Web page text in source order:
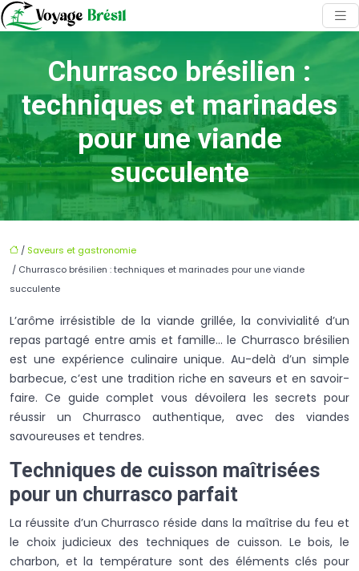
Churrasco brésilien :
techniques et marinades
pour une viande
succulente
/ Saveurs et gastronomie
/ Churrasco brésilien : techniques et marinades pour une viande
succulente
L’arôme irrésistible de la viande grillée, la convivialité d’un
repas partagé entre amis et famille… le Churrasco brésilien
est une expérience culinaire unique. Au-delà d’un simple
barbecue, c’est une tradition riche en saveurs et en savoir-
faire. Ce guide complet vous dévoilera les secrets pour
réussir un Churrasco authentique, avec des viandes
savoureuses et tendres.
Techniques de cuisson maîtrisées
pour un churrasco parfait
La réussite d’un Churrasco réside dans la maîtrise du feu et
le choix judicieux des techniques de cuisson. Le bois, le
charbon, et la température sont des éléments clés pour